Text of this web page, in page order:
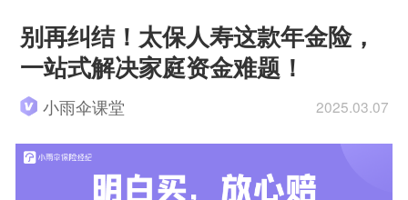
别再纠结！太保人寿这款年金险，
一站式解决家庭资金难题！
小雨伞课堂 2025.03.07